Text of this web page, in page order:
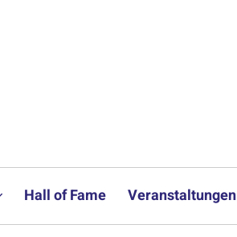
Hall of Fame Veranstaltungen